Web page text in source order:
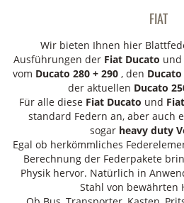
FIAT
Wir bieten Ihnen hier
Ausführungen der Fiat Ducato und
vom Ducato 280 + 290 , den Ducato
der aktuellen Ducato
Für alle diese Fiat Ducato und Fiat
standard Federn an, aber auch
sogarheavy duty
Egal ob herkömmliches
Berechnung der Federpakete
Physik hervor. Natürlich in
Stahl von bewährten